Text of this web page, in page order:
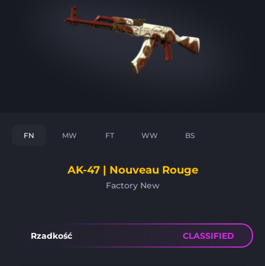
FN MW FT WW BS
AK-47 | Nouveau Rouge
Factory New
Rzadkość CLASSIFIED